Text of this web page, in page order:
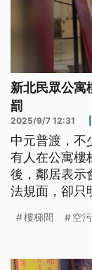
新北民眾公寓
罰
2025/9/7 12:31
中元普渡，不
有人在公寓樓
後，鄰居表示
法規面，卻只
依《空污法
樓梯間 空